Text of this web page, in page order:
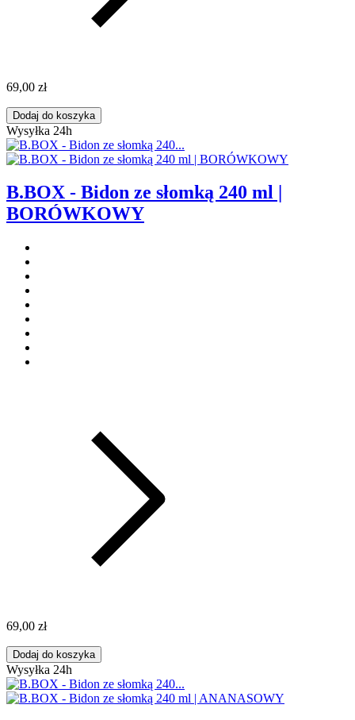
69,00 zł
Dodaj do koszyka
Wysyłka 24h
B.BOX - Bidon ze słomką 240 ml |
BORÓWKOWY
69,00 zł
Dodaj do koszyka
Wysyłka 24h